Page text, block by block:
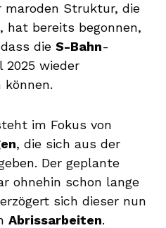
maroden Struktur, die
hat bereits begonnen,
die S-Bahn-
2025 wieder
können.
im Fokus von
, die sich aus der
Der geplante
ohnehin schon lange
sich dieser nun
Abrissarbeiten.